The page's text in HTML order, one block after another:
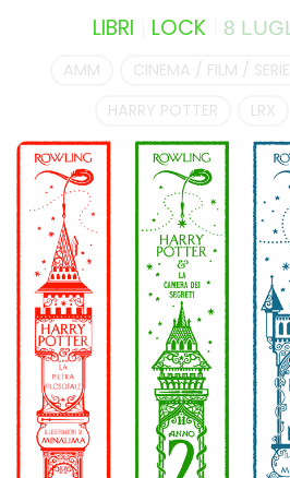
LIBRI LOCK 8
AMM CINEMA / FILM /
HARRY POTTER
LRX